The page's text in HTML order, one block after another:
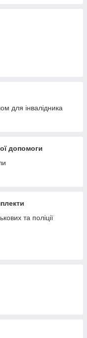
для інвалідника
допомоги
та поліції